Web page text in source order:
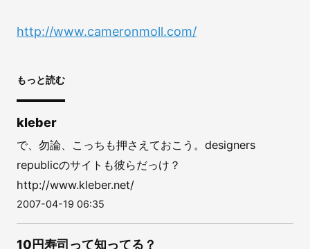
http://www.cameronmoll.com/
もっと読む
kleber
で、勿論、こっちも押さえておこう。designers
republicのサイトも彼らだっけ？
http://www.kleber.net/
2007-04-19 06:35
10円寿司って知ってる？